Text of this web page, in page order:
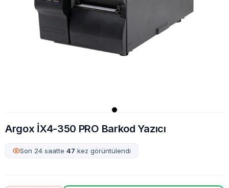
Argox İX4-350 PRO Barkod Yazıcı
Son 24 saatte 47 kez görüntülendi